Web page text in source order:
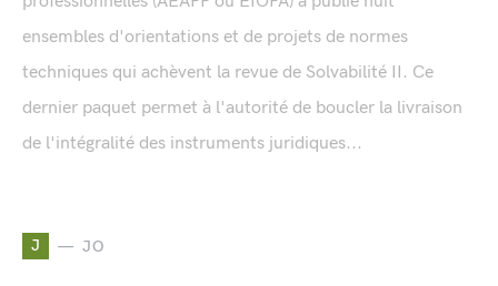
ensembles d'orientations et de projets de normes
techniques qui achèvent la revue de Solvabilité II. Ce
dernier paquet permet à l'autorité de boucler la livraison
de l'intégralité des instruments juridiques...
J JO